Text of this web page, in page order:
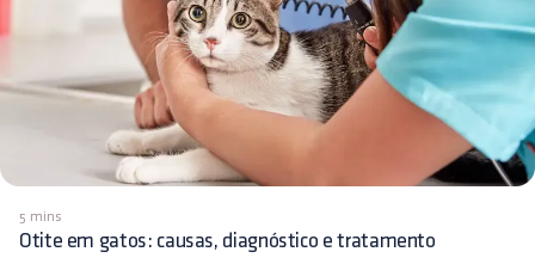
5 mins
Otite em gatos: causas, diagnóstico e tratamento